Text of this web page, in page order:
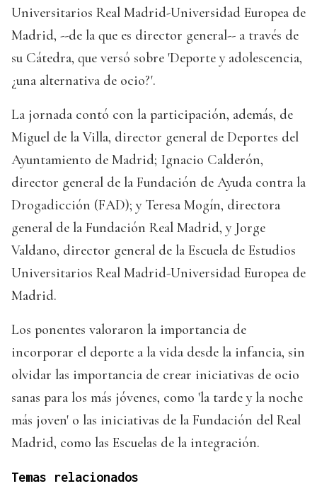
Universitarios Real Madrid-Universidad Europea de
Madrid, --de la que es director general-- a través de
su Cátedra, que versó sobre 'Deporte y adolescencia,
¿una alternativa de ocio?'.
La jornada contó con la participación, además, de
Miguel de la Villa, director general de Deportes del
Ayuntamiento de Madrid; Ignacio Calderón,
director general de la Fundación de Ayuda contra la
Drogadicción (FAD); y Teresa Mogín, directora
general de la Fundación Real Madrid, y Jorge
Valdano, director general de la Escuela de Estudios
Universitarios Real Madrid-Universidad Europea de
Madrid.
Los ponentes valoraron la importancia de
incorporar el deporte a la vida desde la infancia, sin
olvidar las importancia de crear iniciativas de ocio
sanas para los más jóvenes, como 'la tarde y la noche
más joven' o las iniciativas de la Fundación del Real
Madrid, como las Escuelas de la integración.
Temas relacionados